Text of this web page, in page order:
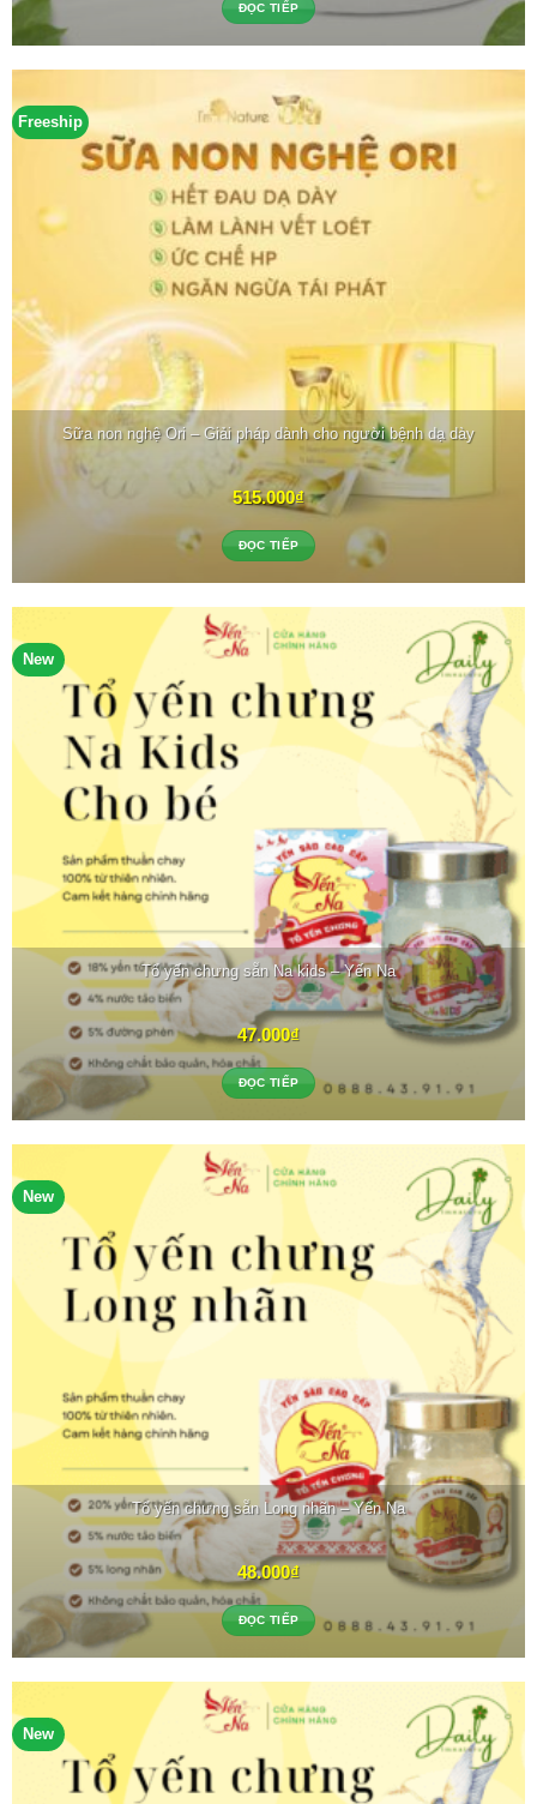
ĐỌC TIẾP
Freeship
Sữa non nghệ Ori – Giải pháp dành cho người bệnh dạ dày
515.000₫
ĐỌC TIẾP
New
Tổ yến chưng sẵn Na kids – Yến Na
47.000₫
ĐỌC TIẾP
New
Tổ yến chưng sẵn Long nhãn – Yến Na
48.000₫
ĐỌC TIẾP
New